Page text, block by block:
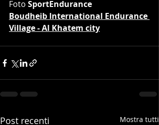
Foto SportEndurance
Boudheib International Endurance
Village - Al Khatem city
Post recenti Mostra tutti